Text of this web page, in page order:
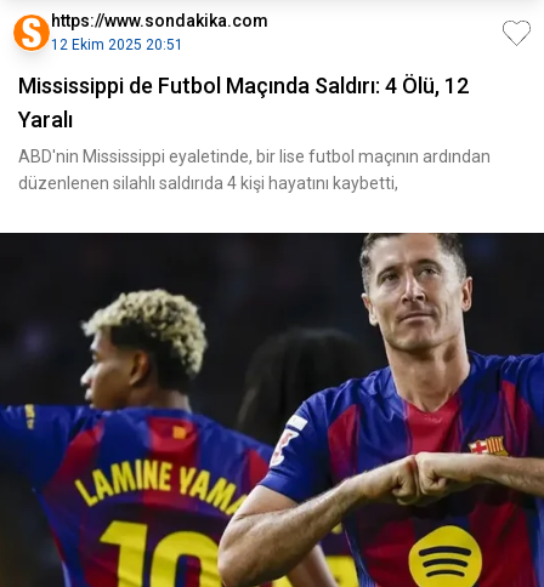
https://www.sondakika.com
12 Ekim 2025 20:51
Mississippi de Futbol Maçında Saldırı: 4 Ölü, 12
Yaralı
ABD'nin Mississippi eyaletinde, bir lise futbol maçının ardından
düzenlenen silahlı saldırıda 4 kişi hayatını kaybetti,